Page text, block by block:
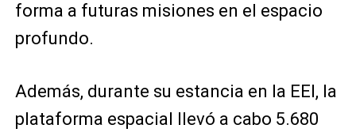
forma a futuras misiones en el espacio
profundo.
Además, durante su estancia en la EEI, la
plataforma espacial llevó a cabo 5.680